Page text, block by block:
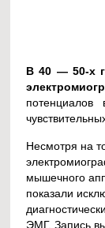
В 40 — 50-х
Несмотря на
мышечного
показали
ЭМГ. Запись